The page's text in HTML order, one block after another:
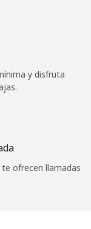
y disfruta
ofrecen llamadas